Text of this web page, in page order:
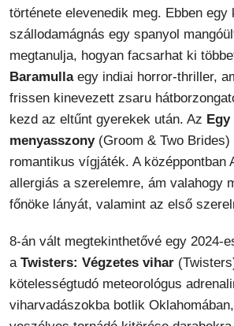
története elevenedik meg. Ebben egy
szállodamágnás egy spanyol
megtanulja, hogyan facsarhat ki
Baramullaegy indiai horror-thriller,
frissen kinevezett zsaru
kezd az eltűnt gyerekek után. Az Egy
menyasszony(Groom & Two Brides)
romantikus vígjáték. A középpontban
allergiás a szerelemre, ám valahogy
főnöke lányát, valamint az első
8-án vált megtekinthetővé egy 2024-
a Twisters: Végzetes vihar
kötelességtudó meteorológus
viharvadászokba botlik